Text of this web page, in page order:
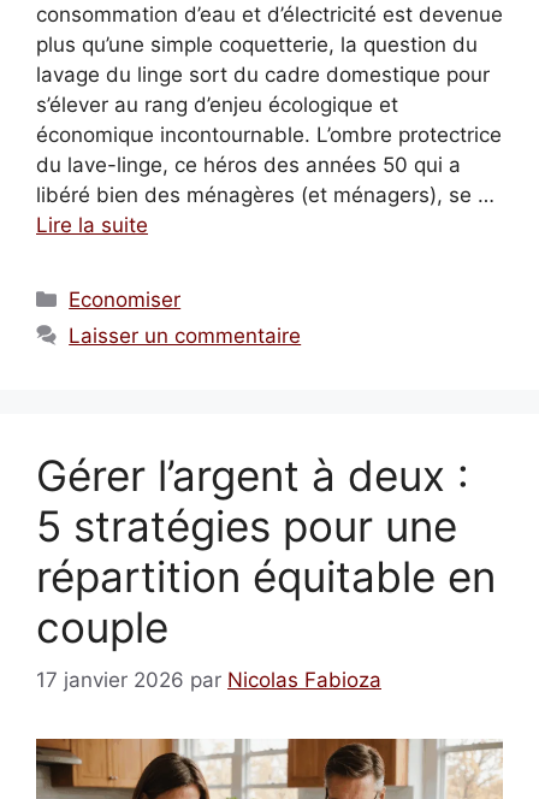
consommation d’eau et d’électricité est devenue
plus qu’une simple coquetterie, la question du
lavage du linge sort du cadre domestique pour
s’élever au rang d’enjeu écologique et
économique incontournable. L’ombre protectrice
du lave-linge, ce héros des années 50 qui a
libéré bien des ménagères (et ménagers), se …
Lire la suite
Catégories
Economiser
Laisser un commentaire
Gérer l’argent à deux :
5 stratégies pour une
répartition équitable en
couple
17 janvier 2026 par Nicolas Fabioza